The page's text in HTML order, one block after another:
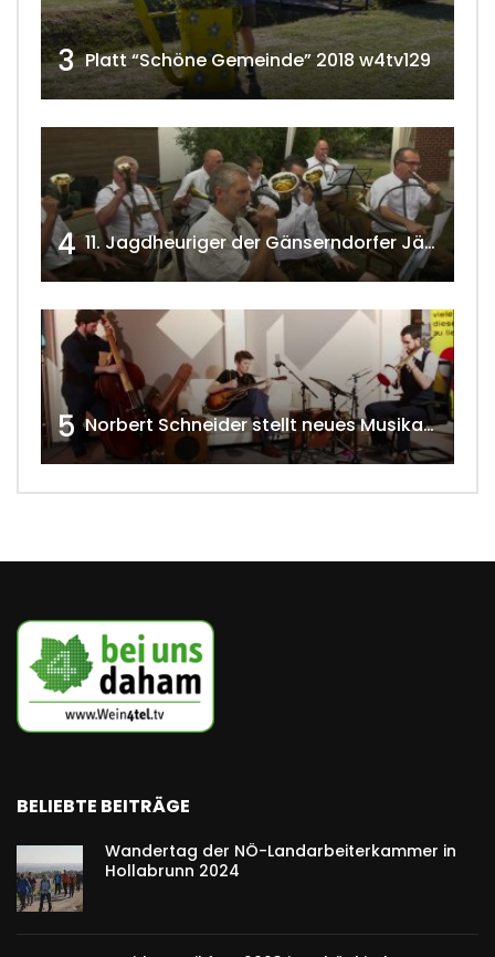
3 Platt “Schöne Gemeinde” 2018 w4tv129
4 11. Jagdheuriger der Gänserndorfer Jäger 2020 w4tv166
5 Norbert Schneider stellt neues Musikalbum vor 2020 w4tv168
BELIEBTE BEITRÄGE
Wandertag der NÖ-Landarbeiterkammer in
Hollabrunn 2024